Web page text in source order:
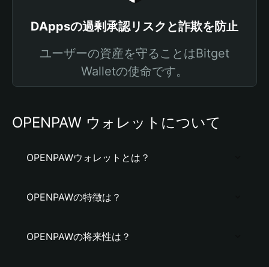
DAppsの過剰承認リスクと詐欺を防止
ユーザーの資産を守ることはBitget
Walletの使命です。
OPENPAW ウォレットについて
OPENPAWウォレットとは？
OPENPAWの特徴は？
OPENPAWの将来性は？